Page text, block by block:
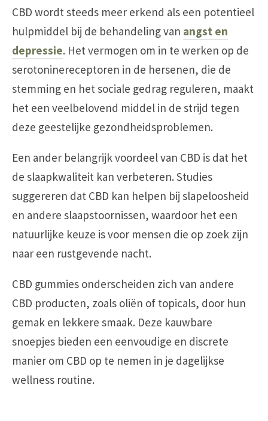
CBD wordt steeds meer erkend als een potentieel
hulpmiddel bij de behandeling van angst en
depressie. Het vermogen om in te werken op de
serotoninereceptoren in de hersenen, die de
stemming en het sociale gedrag reguleren, maakt
het een veelbelovend middel in de strijd tegen
deze geestelijke gezondheidsproblemen.
Een ander belangrijk voordeel van CBD is dat het
de slaapkwaliteit kan verbeteren. Studies
suggereren dat CBD kan helpen bij slapeloosheid
en andere slaapstoornissen, waardoor het een
natuurlijke keuze is voor mensen die op zoek zijn
naar een rustgevende nacht.
CBD gummies onderscheiden zich van andere
CBD producten, zoals oliën of topicals, door hun
gemak en lekkere smaak. Deze kauwbare
snoepjes bieden een eenvoudige en discrete
manier om CBD op te nemen in je dagelijkse
wellness routine.